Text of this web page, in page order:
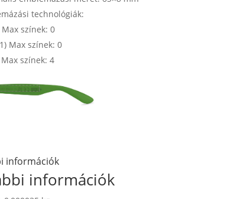
technológiák:
Max színek: 0
Max színek: 0
Max színek: 4
információk
információk